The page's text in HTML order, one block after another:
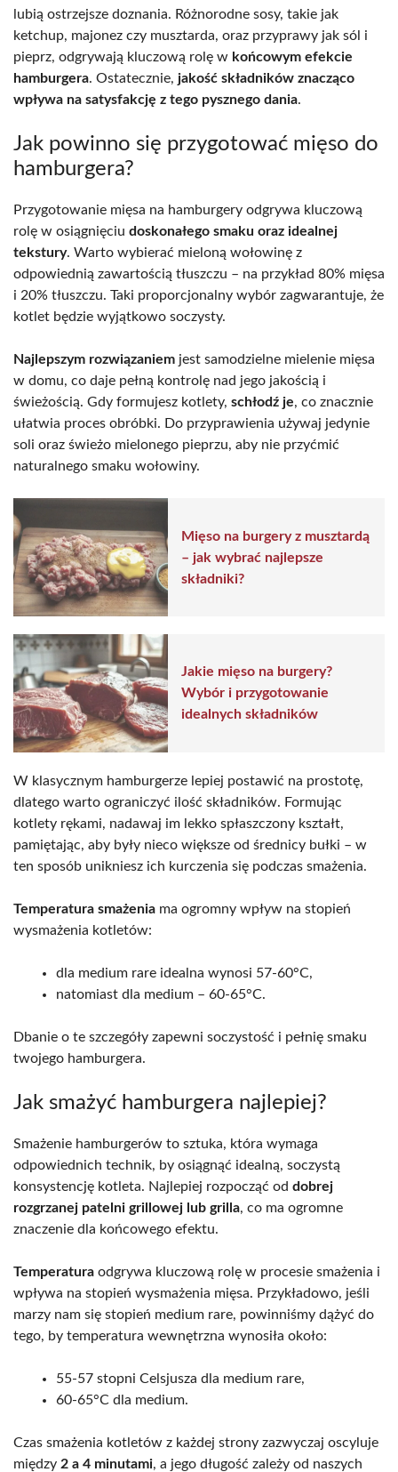
lubią ostrzejsze doznania. Różnorodne sosy, takie jak
ketchup, majonez czy musztarda, oraz przyprawy jak sól i
pieprz, odgrywają kluczową rolę w końcowym efekcie
hamburgera. Ostatecznie, jakość składników znacząco
wpływa na satysfakcję z tego pysznego dania.
Jak powinno się przygotować mięso do
hamburgera?
Przygotowanie mięsa na hamburgery odgrywa kluczową
rolę w osiągnięciu doskonałego smaku oraz idealnej
tekstury. Warto wybierać mieloną wołowinę z
odpowiednią zawartością tłuszczu – na przykład 80% mięsa
i 20% tłuszczu. Taki proporcjonalny wybór zagwarantuje, że
kotlet będzie wyjątkowo soczysty.
Najlepszym rozwiązaniem jest samodzielne mielenie mięsa
w domu, co daje pełną kontrolę nad jego jakością i
świeżością. Gdy formujesz kotlety, schłodź je, co znacznie
ułatwia proces obróbki. Do przyprawienia używaj jedynie
soli oraz świeżo mielonego pieprzu, aby nie przyćmić
naturalnego smaku wołowiny.
Mięso na burgery z musztardą
– jak wybrać najlepsze
składniki?
Jakie mięso na burgery?
Wybór i przygotowanie
idealnych składników
W klasycznym hamburgerze lepiej postawić na prostotę,
dlatego warto ograniczyć ilość składników. Formując
kotlety rękami, nadawaj im lekko spłaszczony kształt,
pamiętając, aby były nieco większe od średnicy bułki – w
ten sposób unikniesz ich kurczenia się podczas smażenia.
Temperatura smażenia ma ogromny wpływ na stopień
wysmażenia kotletów:
dla medium rare idealna wynosi 57-60°C,
natomiast dla medium – 60-65°C.
Dbanie o te szczegóły zapewni soczystość i pełnię smaku
twojego hamburgera.
Jak smażyć hamburgera najlepiej?
Smażenie hamburgerów to sztuka, która wymaga
odpowiednich technik, by osiągnąć idealną, soczystą
konsystencję kotleta. Najlepiej rozpocząć od dobrej
rozgrzanej patelni grillowej lub grilla, co ma ogromne
znaczenie dla końcowego efektu.
Temperatura odgrywa kluczową rolę w procesie smażenia i
wpływa na stopień wysmażenia mięsa. Przykładowo, jeśli
marzy nam się stopień medium rare, powinniśmy dążyć do
tego, by temperatura wewnętrzna wynosiła około:
55-57 stopni Celsjusza dla medium rare,
60-65°C dla medium.
Czas smażenia kotletów z każdej strony zazwyczaj oscyluje
między 2 a 4 minutami, a jego długość zależy od naszych